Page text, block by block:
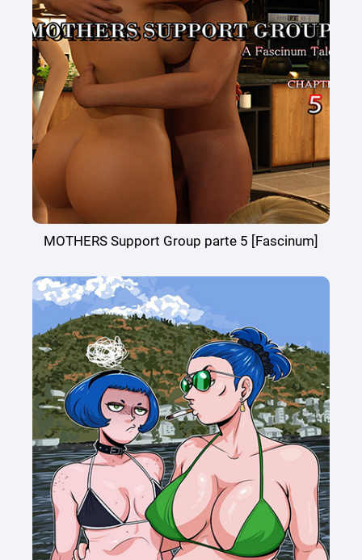
MOTHERS Support Group parte 5 [Fascinum]